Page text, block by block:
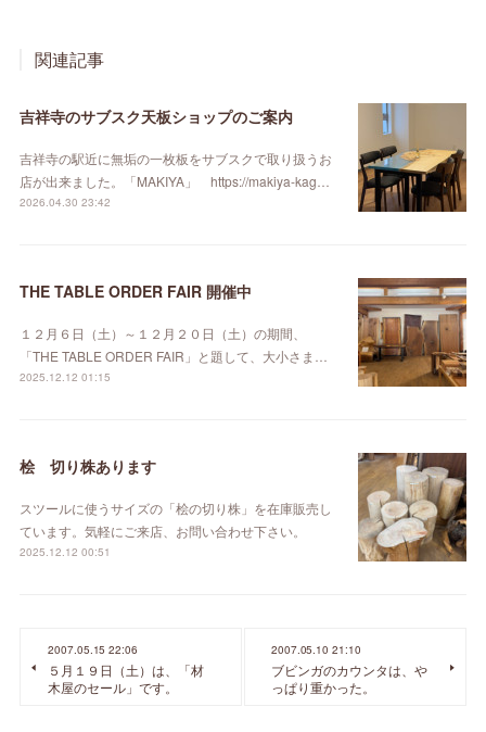
関連記事
吉祥寺のサブスク天板ショップのご案内
吉祥寺の駅近に無垢の一枚板をサブスクで取り扱うお
店が出来ました。「MAKIYA」 https://makiya-kag…
2026.04.30 23:42
THE TABLE ORDER FAIR 開催中
１２月６日（土）～１２月２０日（土）の期間、
「THE TABLE ORDER FAIR」と題して、大小さま…
2025.12.12 01:15
桧 切り株あります
スツールに使うサイズの「桧の切り株」を在庫販売し
ています。気軽にご来店、お問い合わせ下さい。
2025.12.12 00:51
2007.05.15 22:06
５月１９日（土）は、「材
木屋のセール」です。
2007.05.10 21:10
ブビンガのカウンタは、や
っぱり重かった。